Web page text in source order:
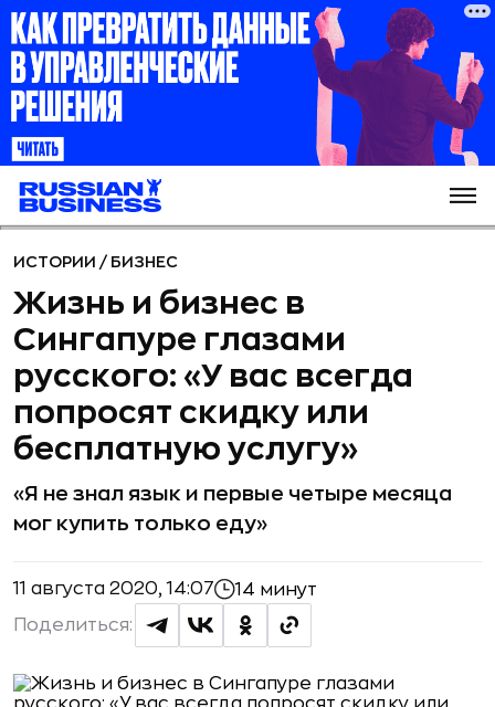
ИСТОРИИ / БИЗНЕС
Жизнь и бизнес в
Сингапуре глазами
русского: «У вас всегда
попросят скидку или
бесплатную услугу»
«Я не знал язык и первые четыре месяца
мог купить только еду»
11 августа 2020, 14:07 14 минут
Поделиться: